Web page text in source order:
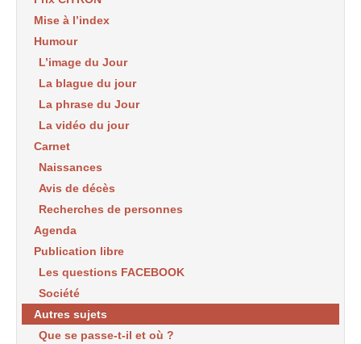
Mise à l’index
Humour
L’image du Jour
La blague du jour
La phrase du Jour
La vidéo du jour
Carnet
Naissances
Avis de décès
Recherches de personnes
Agenda
Publication libre
Les questions FACEBOOK
Société
Autres sujets
Que se passe-t-il et où ?